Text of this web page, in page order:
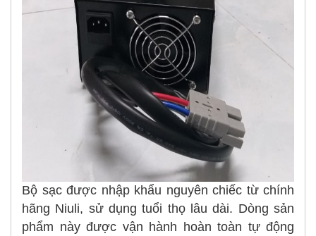
Bộ sạc được nhập khẩu nguyên chiếc từ chính
hãng Niuli, sử dụng tuổi thọ lâu dài. Dòng sản
phẩm này được vận hành hoàn toàn tự động